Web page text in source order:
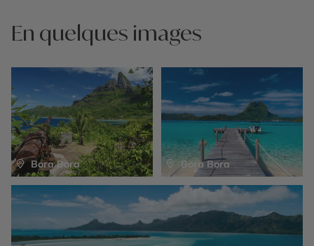
En quelques images
Bora Bora Bora Bora